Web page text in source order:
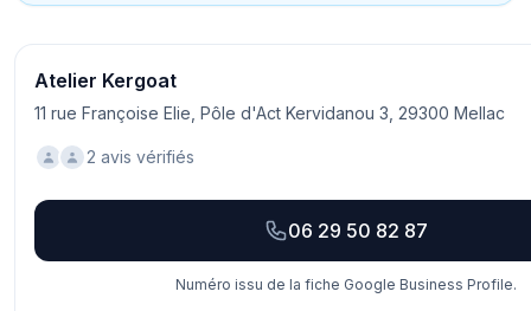
Atelier Kergoat
11 rue Françoise Elie, Pôle d'Act Kervidanou 3, 29300 Mellac
2 avis vérifiés
06 29 50 82 87
Numéro issu de la fiche Google Business Profile.